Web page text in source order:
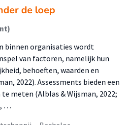
de loep
binnen organisaties wordt
van factoren, namelijk hun
behoeften, waarden en
2022). Assessments bieden een
meten (Alblas & Wijsman, 2022;
…